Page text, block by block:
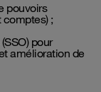
pouvoirs
;
pour
amélioration de